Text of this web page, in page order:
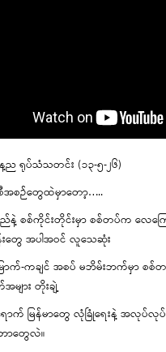
ေ့ည ရုပ်သံသတင်း (၁၃-၅-၂၆)
အစဉ်တွေထဲမှာတော့…..
ြည်နဲ့ စစ်ကိုင်းတိုင်းမှာ စစ်တပ်က လေက
တွေ အပါအဝင် လူသေဆုံး
ြောက်-ကချင် အစပ် မဘိမ်းဘက်မှာ စ
များ တိုးချဲ့
ောက် မြန်မာတွေ လုံခြုံရေးနဲ့ အလု
တွေလဲ။